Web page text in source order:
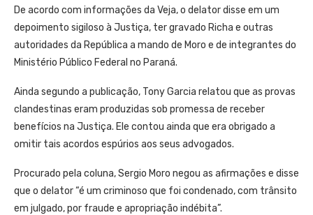
De acordo com informações da Veja, o delator disse em um
depoimento sigiloso à Justiça, ter gravado Richa e outras
autoridades da República a mando de Moro e de integrantes do
Ministério Público Federal no Paraná.
Ainda segundo a publicação, Tony Garcia relatou que as provas
clandestinas eram produzidas sob promessa de receber
benefícios na Justiça. Ele contou ainda que era obrigado a
omitir tais acordos espúrios aos seus advogados.
Procurado pela coluna, Sergio Moro negou as afirmações e disse
que o delator “é um criminoso que foi condenado, com trânsito
em julgado, por fraude e apropriação indébita”.